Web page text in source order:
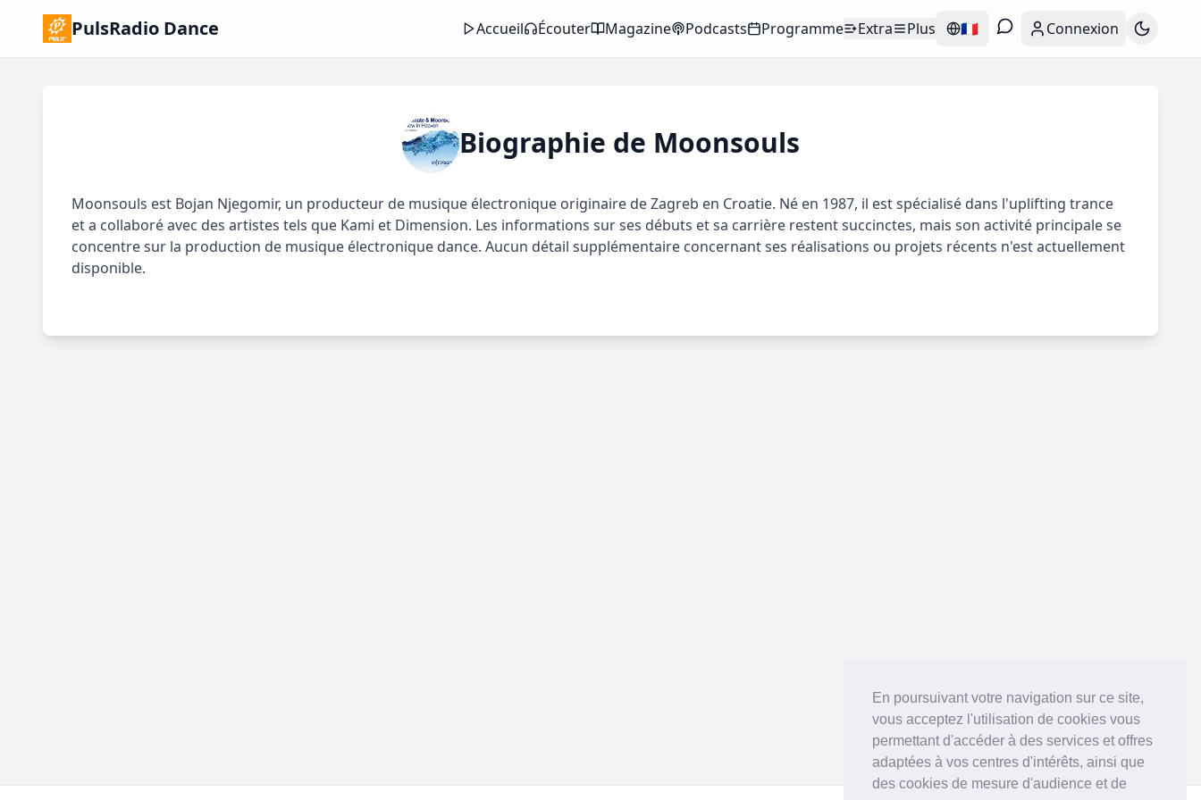
En poursuivant votre navigation sur ce site,
vous acceptez l'utilisation de cookies vous
permettant d'accéder à des services et offres
adaptées à vos centres d'intérêts, ainsi que
des cookies de mesure d'audience et de
PulsRadio Dance Accueil Écouter Magazine Podcasts Programme Extra Plus 🇫🇷 Connexion
Biographie de Moonsouls
Moonsouls est Bojan Njegomir, un producteur de musique électronique originaire de Zagreb en Croatie. Né en 1987, il est spécialisé dans l'uplifting trance
et a collaboré avec des artistes tels que Kami et Dimension. Les informations sur ses débuts et sa carrière restent succinctes, mais son activité principale se
concentre sur la production de musique électronique dance. Aucun détail supplémentaire concernant ses réalisations ou projets récents n'est actuellement
disponible.